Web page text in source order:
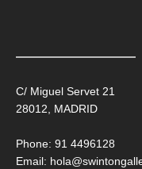
C/ Miguel Servet 21
28012, MADRID
Phone: 91 4496128
Email: